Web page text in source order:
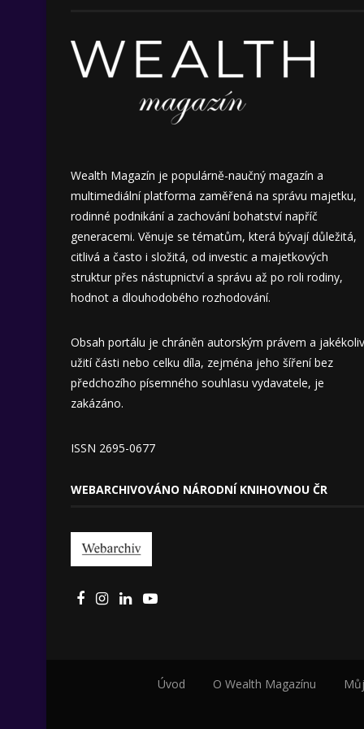
Wealth Magazín je populárně-naučný magazín a
multimediální platforma zaměřená na správu majetku,
rodinné podnikání a zachování bohatství napříč
generacemi. Věnuje se tématům, která bývají důležitá,
citlivá a často i složitá, od investic a majetkových
struktur přes nástupnictví a správu až po roli rodiny,
hodnot a dlouhodobého rozhodování.
Obsah portálu je chráněn autorským právem a jakékoliv
užití části nebo celku díla, zejména jeho šíření bez
předchozího písemného souhlasu vydavatele, je
zakázáno.
ISSN 2695-0677
WEBARCHIVOVÁNO NÁRODNÍ KNIHOVNOU ČR
Úvod O Wealth Magazínu